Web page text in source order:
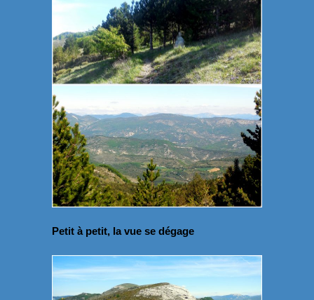
Petit à petit, la vue se dégage